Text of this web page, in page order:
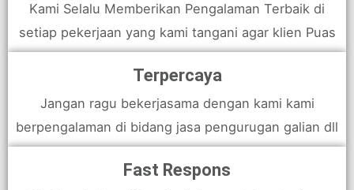
Kami Selalu Memberikan Pengalaman Terbaik di
setiap pekerjaan yang kami tangani agar klien Puas
Terpercaya
Jangan ragu bekerjasama dengan kami kami
berpengalaman di bidang jasa pengurugan galian dll
Fast Respons